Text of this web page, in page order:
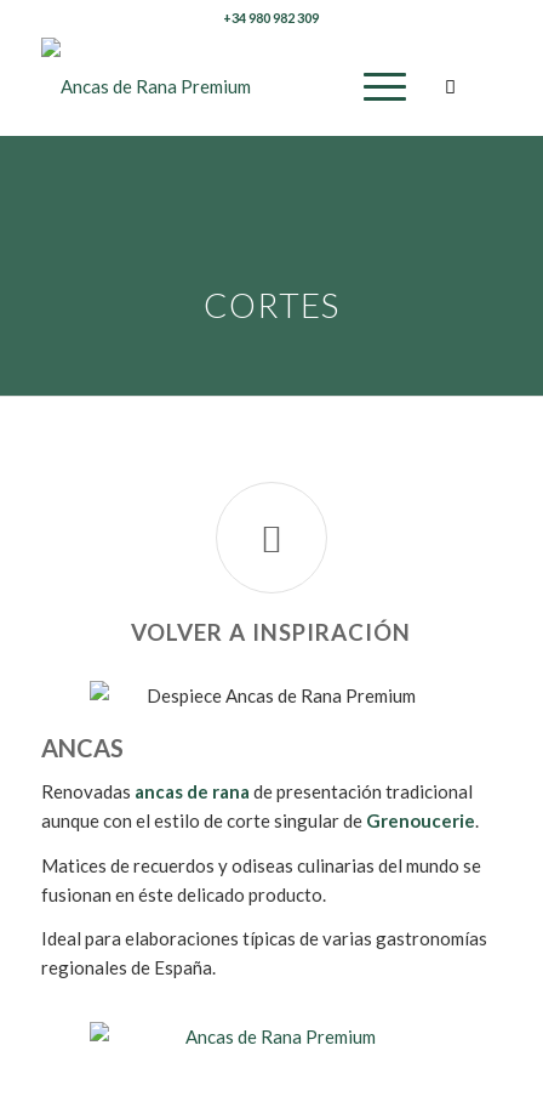
+34 980 982 309
CORTES
VOLVER A INSPIRACIÓN
ANCAS
Renovadas ancas de rana de presentación tradicional
aunque con el estilo de corte singular de Grenoucerie.
Matices de recuerdos y odiseas culinarias del mundo se
fusionan en éste delicado producto.
Ideal para elaboraciones típicas de varias gastronomías
regionales de España.